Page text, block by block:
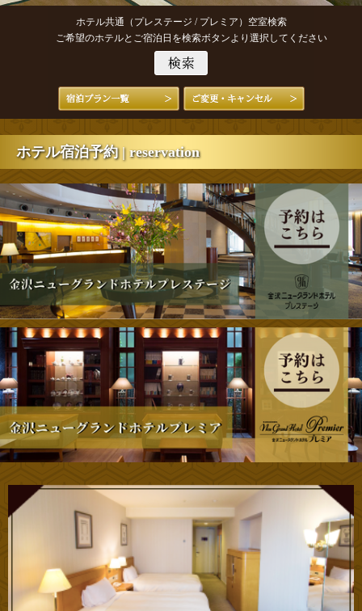
ホテル共通（プレステージ / プレミア）空室検索
ご希望のホテルとご宿泊日を検索ボタンより選択してください
ホテル宿泊予約 | reservation